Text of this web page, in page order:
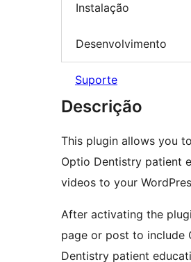
Instalação
Desenvolvimento
Suporte
Descrição
This plugin allows you
Optio Dentistry patient
videos to your
After activating the
page or post to include
Dentistry patient